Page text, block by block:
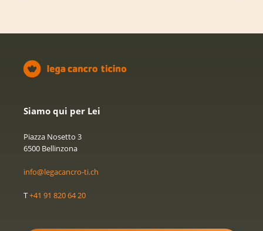
Siamo qui per Lei
Piazza Nosetto 3
6500 Bellinzona
info@legacancro-ti.ch
T+41 91 820 64 20